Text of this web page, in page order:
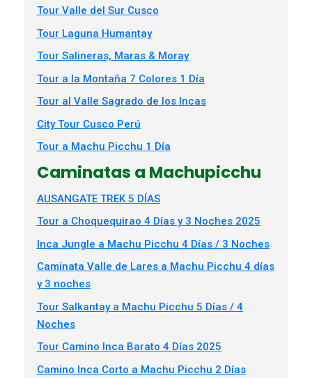
Tour Valle del Sur Cusco
Tour Laguna Humantay
Tour Salineras, Maras & Moray
Tour a la Montaña 7 Colores 1 Día
Tour al Valle Sagrado de los Incas
City Tour Cusco Perú
Tour a Machu Picchu 1 Día
Caminatas a Machupicchu
AUSANGATE TREK 5 DÍAS
Tour a Choquequirao 4 Días y 3 Noches 2025
Inca Jungle a Machu Picchu 4 Días / 3 Noches
Caminata Valle de Lares a Machu Picchu 4 días
y 3 noches
Tour Salkantay a Machu Picchu 5 Días / 4
Noches
Tour Camino Inca Barato 4 Días 2025
Camino Inca Corto a Machu Picchu 2 Días